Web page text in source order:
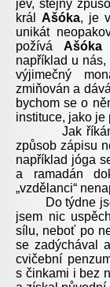
jev, stejný
král Ašóka, je
unikát
požívá Ašóka
například u
výjimečný
zmiňován a
bychom se o
instituce, jako je
Jak říkám,
způsob zápisu
například jóga
a ramadán
„vzdělanci“
Do týdne
jsem nic
sílu, neboť po
se zadýchával
cvičební
s činkami i bez